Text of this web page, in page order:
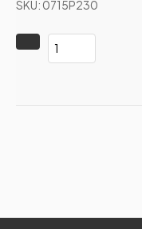
SKU: 0715P230